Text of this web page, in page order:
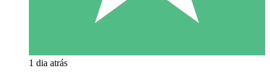
1 dia atrás